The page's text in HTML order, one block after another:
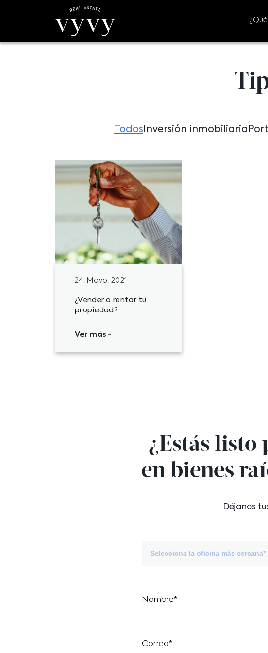
¿Qué
TodosInversión inmobiliaria
24. Mayo. 2021
¿Vender o rentar tu
propiedad?
Ver más -
¿Estás
en bienes
Déjanos
Selecciona la oficina más cercana*